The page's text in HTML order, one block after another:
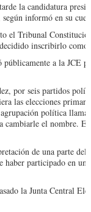
la candidatura
informó en su
el Tribunal
inscribirlo como
a la JCE
por seis partidos
las elecciones
política
el nombre.
de una parte
participado en
la Junta Central